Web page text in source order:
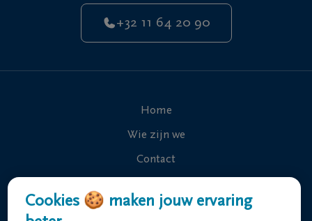
+32 11 64 20 90
Home
Wie zijn we
Contact
Overlijdensberichten
Cookies 🍪 maken jouw ervaring